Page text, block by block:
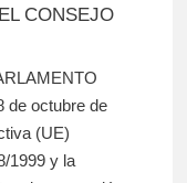
CONSEJO
de octubre de
(UE)
1999 y la